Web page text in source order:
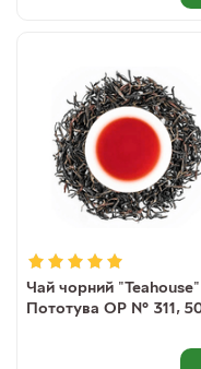
Чай чорний "Teahouse"
Пототува OP № 311,